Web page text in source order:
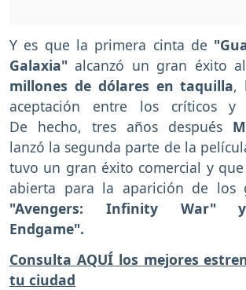
Y es que la primera cinta de
Galaxia" alcanzó un gran éxito
millones de dólares en taquilla,
aceptación entre los críticos y
De hecho, tres años después
lanzó la segunda parte de la
tuvo un gran éxito comercial y
abierta para la aparición de los
"Avengers: Infinity War" y
Endgame".
Consulta AQUÍ los mejores
tu ciudad